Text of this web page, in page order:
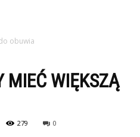
obuwia
MIEĆ WIĘKSZĄ
279 0